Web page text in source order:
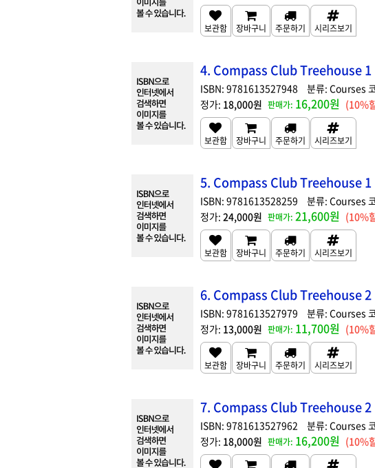
4. Compass Club Treehouse 1
9781613527948 Courses
18,000원
16,200원 (10%
5. Compass Club Treehouse 1
9781613528259 Courses
24,000원
21,600원 (10%
6. Compass Club Treehouse 2
9781613527979 Courses
13,000원
11,700원 (10%
7. Compass Club Treehouse 2
9781613527962 Courses
18,000원
16,200원 (10%